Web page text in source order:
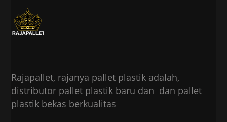
Rajapallet, rajanya pallet plastik adalah,
distributor pallet plastik baru dan dan pallet
plastik bekas berkualitas